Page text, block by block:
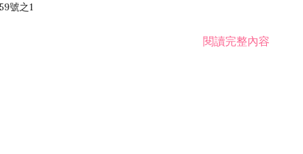
號之1
閱讀完整內容